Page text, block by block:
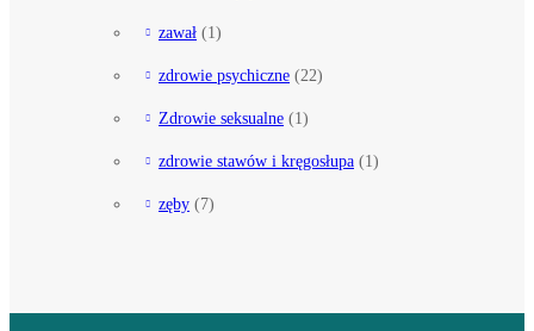
zawał (1)
zdrowie psychiczne (22)
Zdrowie seksualne (1)
zdrowie stawów i kręgosłupa (1)
zęby (7)